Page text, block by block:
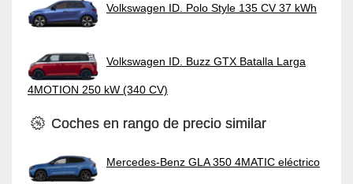
Volkswagen ID. Polo Style 135 CV 37 kWh
Volkswagen ID. Buzz GTX Batalla Larga
4MOTION 250 kW (340 CV)
Coches en rango de precio similar
Mercedes-Benz GLA 350 4MATIC eléctrico